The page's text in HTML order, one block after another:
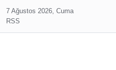
7 Ağustos 2026, Cuma
RSS